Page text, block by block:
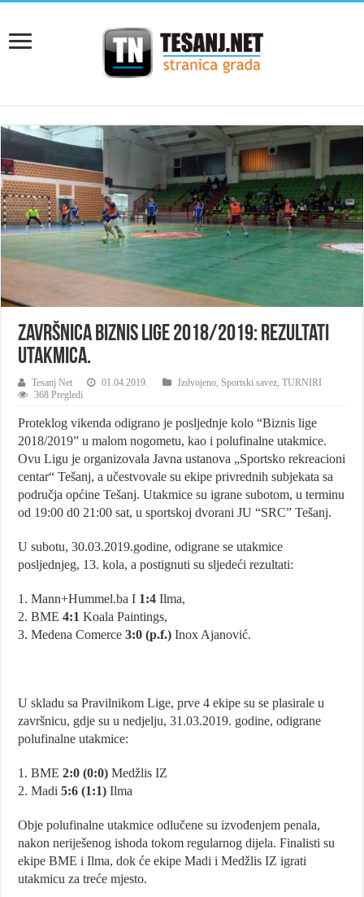
ZAVRŠNICA BIZNIS LIGE 2018/2019: Rezultati
utakmica.
Tesanj Net 01.04.2019. Izdvojeno Sportski savez ,TURNIRI
368 Pregledi
Proteklog vikenda odigrano je posljednje kolo “Biznis lige
2018/2019” u malom nogometu, kao i polufinalne utakmice.
Ovu Ligu je organizovala Javna ustanova „Sportsko rekreacioni
centar“ Tešanj, a učestvovale su ekipe privrednih subjekata sa
područja općine Tešanj. Utakmice su igrane subotom, u terminu
od 19:00 d0 21:00 sat, u sportskoj dvorani JU “SRC” Tešanj.
U subotu, 30.03.2019.godine, odigrane se utakmice
posljednjeg, 13. kola, a postignuti su sljedeći rezultati:
1. Mann+Hummel.ba I 1:4 Ilma,
2. BME4:1 Koala Paintings,
3. Medena Comerce3:0 (p.f.) Inox Ajanović.
U skladu sa Pravilnikom Lige, prve 4 ekipe su se plasirale u
završnicu, gdje su u nedjelju, 31.03.2019. godine, odigrane
polufinalne utakmice:
1. BME2:0 (0:0) Medžlis IZ
2. Madi5:6 (1:1) Ilma
Obje polufinalne utakmice odlučene su izvođenjem penala,
nakon neriješenog ishoda tokom regularnog dijela. Finalisti su
ekipe BME i Ilma, dok će ekipe Madi i Medžlis IZ igrati
utakmicu za treće mjesto.